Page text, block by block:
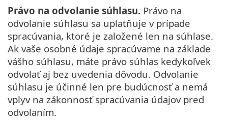
Právo na odvolanie súhlasu. Právo na
odvolanie súhlasu sa uplatňuje v prípade
spracúvania, ktoré je založené len na súhlase.
Ak vaše osobné údaje spracúvame na základe
vášho súhlasu, máte právo súhlas kedykoľvek
odvolať aj bez uvedenia dôvodu. Odvolanie
súhlasu je účinné len pre budúcnosť a nemá
vplyv na zákonnosť spracúvania údajov pred
odvolaním.